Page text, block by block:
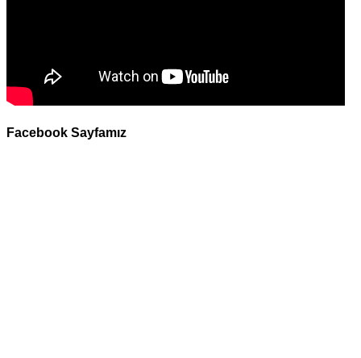
Facebook Sayfamız